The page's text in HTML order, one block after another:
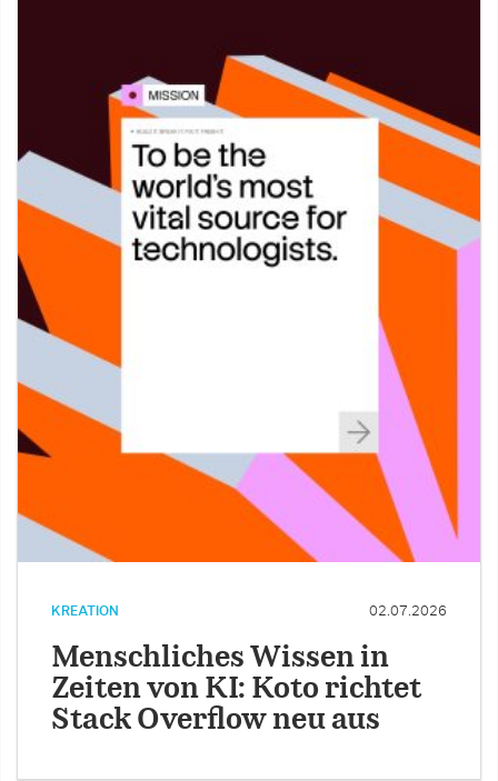
KREATION 02.07.2026
Menschliches Wissen in
Zeiten von KI: Koto richtet
Stack Overflow neu aus